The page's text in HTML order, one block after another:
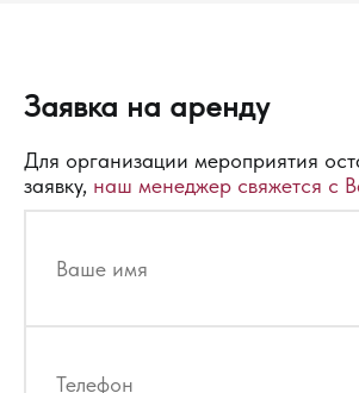
Заявка на аренду
Для организации мероприятия
заявку, наш менеджер свяжется с